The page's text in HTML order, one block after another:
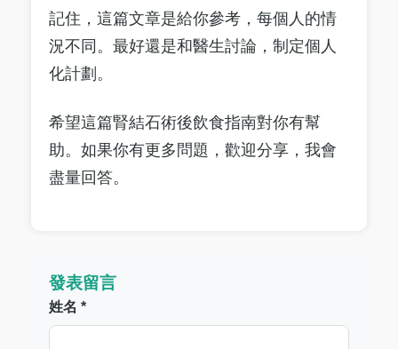
記住，這篇文章是給你參考，每個人的情
況不同。最好還是和醫生討論，制定個人
化計劃。
希望這篇腎結石術後飲食指南對你有幫
助。如果你有更多問題，歡迎分享，我會
盡量回答。
發表留言
姓名 *